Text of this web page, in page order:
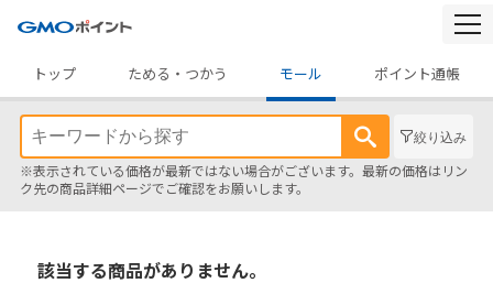
トップ
ためる・つかう モール ポイント通帳
絞り込み
※表示されている価格が最新ではない場合がございます。最新の価格はリン
ク先の商品詳細ページでご確認をお願いします。
該当する商品がありません。